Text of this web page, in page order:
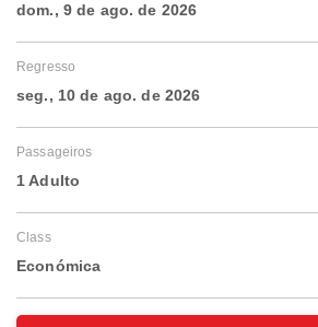
dom., 9 de ago. de 2026
Regresso
seg., 10 de ago. de 2026
Passageiros
1 Adulto
Class
Económica